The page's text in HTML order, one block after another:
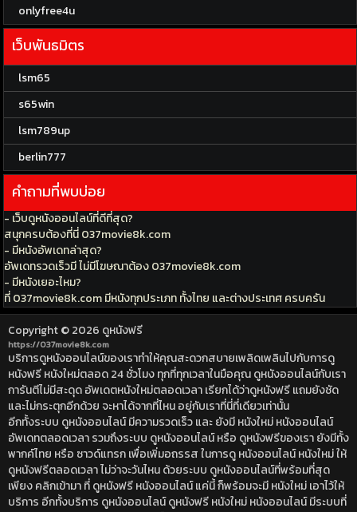
onlyfree4u
เว็บพันธมิตร
lsm65
s65win
lsm789up
berlin777
คำถามที่พบบ่อย
- เว็บดูหนังออนไลน์ที่ดีที่สุด?
สนุกครบต้องที่นี่ 037movie8k.com
- มีหนังอัพเดทล่าสุด?
อัพเดทรวดเร็วมี ไม่มีโฆษณาต้อง 037movie8k.com
- มีหนังเยอะไหม?
ที่ 037movie8k.com มีหนังทุกประเภท ทั้งไทย และต่างประเทศ ครบครัน
Copyright © 2026 ดูหนังฟรี
https://037movie8k.com
บริการดูหนังออนไลน์ของเราทำให้คุณสะดวกสบายเพลิดเพลินไปกับการดู
หนังฟรี หนังใหม่ตลอด 24 ชั่วโมง ทุกที่ทุกเวลาในมือคุณ ดูหนังออนไลน์กับเรา
การันตีไม่มีสะดุด อัพเดตหนังใหม่ตลอดเวลา เรียกได้ว่าดูหนังฟรี แถมยังชัด
และไม่กระตุกอีกด้วย จะหาได้จากที่ไหน อยู่กับเราที่นี่ที่เดียวเท่านั้น
อีกทั้งระบบ ดูหนังออนไลน์ มีความรวดเร็ว และ ยังมี หนังใหม่ หนังออนไลน์
อัพเดทตลอดเวลา รวมถึงระบบ ดูหนังออนไลน์ หรือ ดูหนังฟรีของเรา ยังมีทั้ง
พากค์ไทย หรือ ซาวด์แทรก เพื่อเพิ่มอถรรส ในการดู หนังออนไลน์ หนังใหม่ ให้
ดูหนังฟรีตลอดเวลา ไม่ว่าจะวันไหน ด้วยระบบ ดูหนังออนไลน์ที่พร้อมที่สุด
เพียง คลิกเข้ามา ที่ ดูหนังฟรี หนังออนไลน์ แค่นี้ ก็พร้อมจะมี หนังใหม่ เอาไว้ให้
บริการ อีกทั้งบริการ ดูหนังออนไลน์ ดูหนังฟรี หนังใหม่ หนังออนไลน์ มีระบบที่